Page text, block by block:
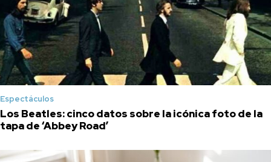
Espectáculos
Los Beatles: cinco datos sobre la icónica foto de la
tapa de ‘Abbey Road’